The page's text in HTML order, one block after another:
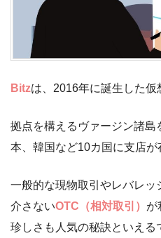
Bitzは、2016年に誕生した仮
拠点を構えるヴァージン諸島
本、韓国など10カ国に支店が
一般的な現物取引やレバレ
介さないOTC（相対取引） が
珍しさも人気の秘訣といえる